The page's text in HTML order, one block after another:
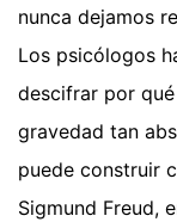
nunca dejamos
Los psicólogos
descifrar por
gravedad tan
puede construir
Sigmund Freud,